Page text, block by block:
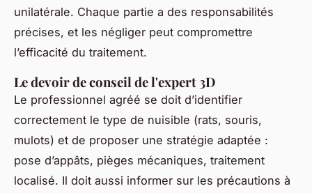
unilatérale. Chaque partie a des responsabilités
précises, et les négliger peut compromettre
l’efficacité du traitement.
Le devoir de conseil de l'expert 3D
Le professionnel agréé se doit d’identifier
correctement le type de nuisible (rats, souris,
mulots) et de proposer une stratégie adaptée :
pose d’appâts, pièges mécaniques, traitement
localisé. Il doit aussi informer sur les précautions à